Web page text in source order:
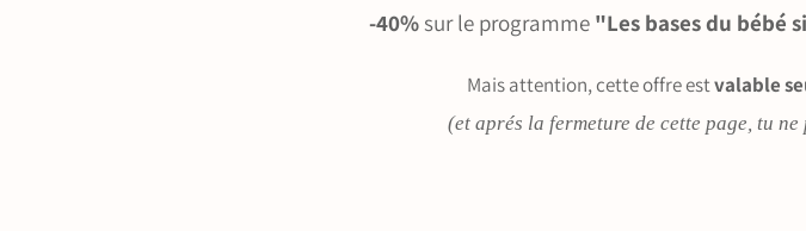
-40%sur le programme "Les bases du bébé
Mais attention, cette offre estvalable
(et aprés la fermeture de cette page, tu